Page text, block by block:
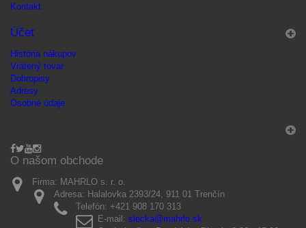
Kontakt
Účet
História nákupov
Vrátený tovar
Dobropisy
Adresy
Osobné údaje
O našom obchode
Firma: MAHRLO s. r. o.
Adresa: Halalovka 2393/24, 911 01 Trenčín
Telefón: +421 908 170 313
E-mail: slecka@mahrlo.sk